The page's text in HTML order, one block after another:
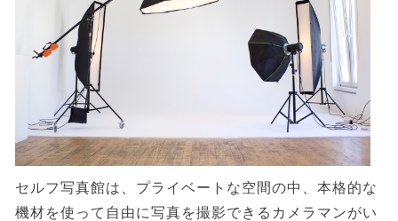
セルフ写真館は、プライベートな空間の中、本格的な
機材を使って自由に写真を撮影できるカメラマンがい